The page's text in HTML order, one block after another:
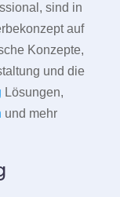
sind in
auf
Konzepte,
und die
Lösungen,
und mehr